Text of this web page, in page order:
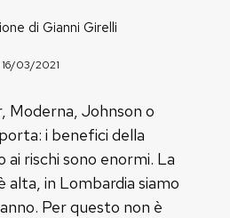
di Gianni Girelli
16/03/2021
Moderna, Johnson o
i benefici della
rischi sono enormi. La
in Lombardia siamo
Per questo non è